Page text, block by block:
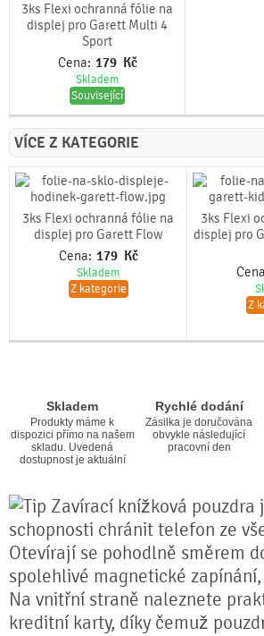
3ks Flexi ochranná fólie na
displej pro Garett Multi 4
Sport
Cena: 179 Kč
Skladem
Související
VÍCE Z KATEGORIE
3ks Flexi ochranná fólie na
displej pro Garett Flow
Cena: 179 Kč
Skladem
Z kategorie
3ks Flexi
displej pro
Z
Skladem
Produkty máme k
dispozici přímo na našem
skladu. Uvedená
dostupnost je aktuální
Rychlé dodání
Zásilka je doručována
obvykle následující
pracovní den
Zavírací knížková
schopnosti chránit telefon ze
Otevírají se pohodlně směrem
spolehlivé magnetické
Na vnitřní straně naleznete
kreditní karty, díky čemuž